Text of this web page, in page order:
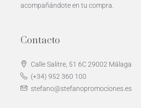
acompañándote en tu compra.
Contacto
Calle Salitre, 51 6C 29002 Málaga
(+34) 952 360 100
stefano@stefanopromociones.es